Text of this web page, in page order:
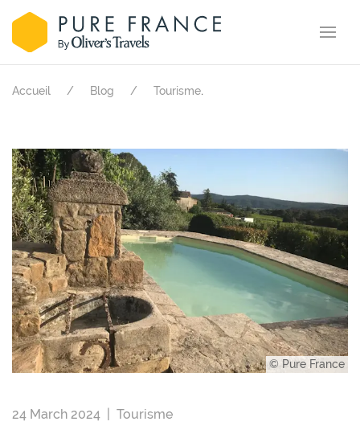
Accueil Blog Tourisme.
© Pure France
24 March 2024 | Tourisme